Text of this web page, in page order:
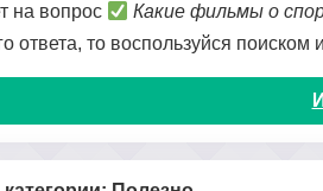
на вопрос Какие фильмы о
ответа, то воспользуйся